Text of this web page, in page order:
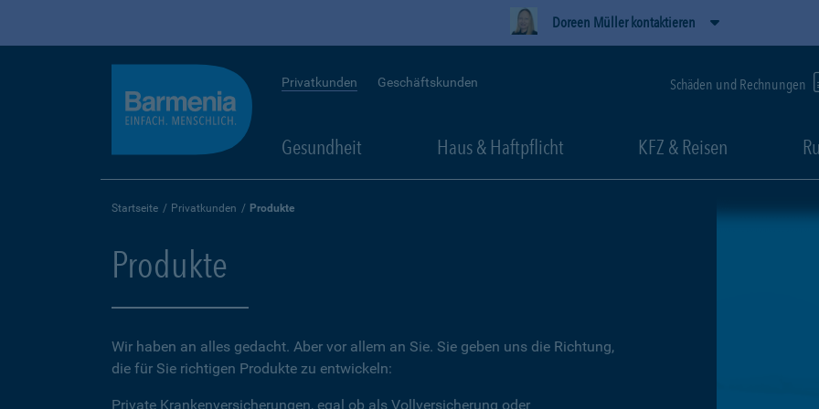
Doreen Müller kontaktieren
Privatkunden Geschäftskunden Schäden und Rechnungen
Gesundheit Haus & Haftpflicht KFZ & Reisen
Startseite Privatkunden Produkte
Produkte
Wir haben an alles gedacht. Aber vor allem an Sie. Sie geben uns die Richtung,
die für Sie richtigen Produkte zu entwickeln:
Private Krankenversicherungen, egal ob als Vollversicherung oder